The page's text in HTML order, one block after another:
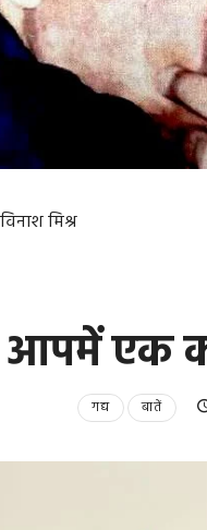
मिश्र
आपमें एक
गद्य बातें